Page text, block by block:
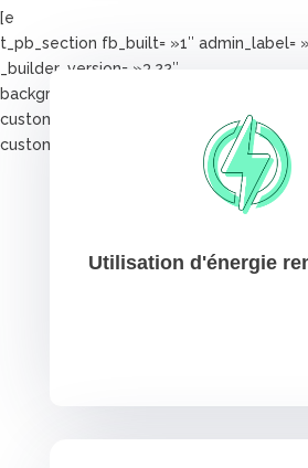
[e
t_pb_section fb_built= »1″ admin_label=
_builder_version= »3.22″
background_color= »rgba(255,255,255,0) »
custom_margin= »36px||||| »
custom_padding=
Utilisation d'énergie